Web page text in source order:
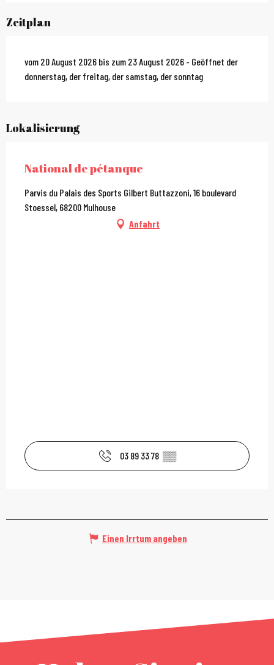
Zeitplan
vom 20 August 2026 bis zum 23 August 2026 - Geöffnet der
donnerstag, der freitag, der samstag, der sonntag
Lokalisierung
National de pétanque
Parvis du Palais des Sports Gilbert Buttazzoni, 16 boulevard
Stoessel, 68200 Mulhouse
Anfahrt
03 89 33 78 ▒▒
Einen Irrtum angeben